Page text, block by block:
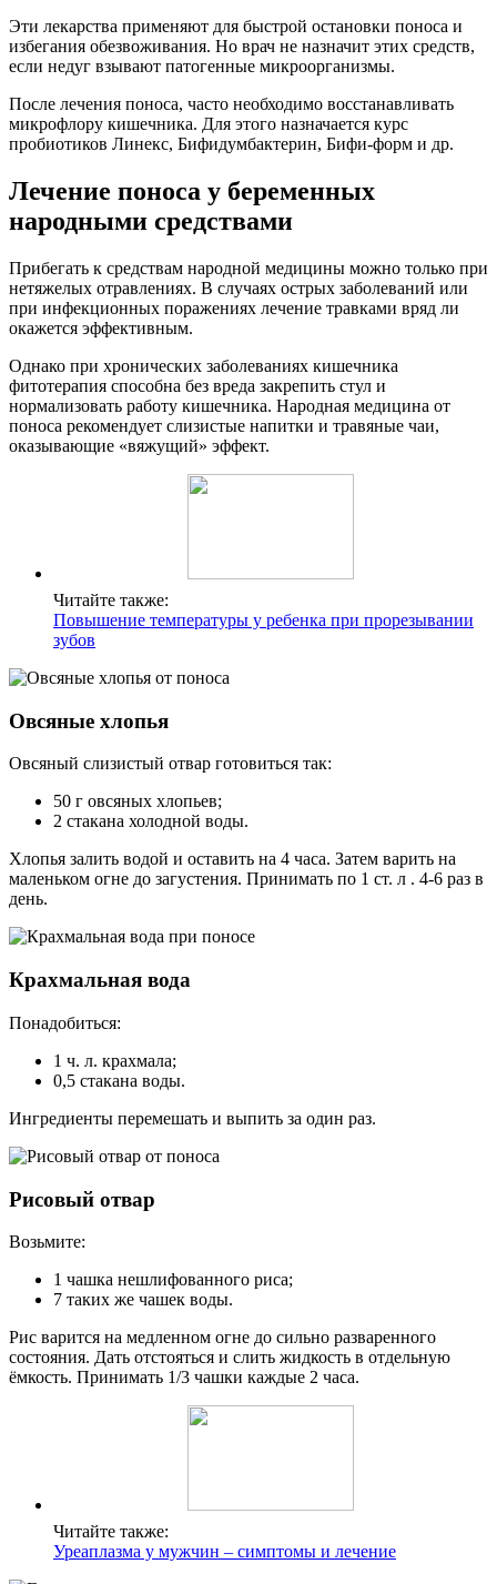
Эти лекарства применяют для быстрой остановки поноса и
избегания обезвоживания. Но врач не назначит этих средств,
если недуг взывают патогенные микроорганизмы.
После лечения поноса, часто необходимо восстанавливать
микрофлору кишечника. Для этого назначается курс
пробиотиков Линекс, Бифидумбактерин, Бифи-форм и др.
Лечение поноса у беременных
народными средствами
Прибегать к средствам народной медицины можно только при
нетяжелых отравлениях. В случаях острых заболеваний или
при инфекционных поражениях лечение травками вряд ли
окажется эффективным.
Однако при хронических заболеваниях кишечника
фитотерапия способна без вреда закрепить стул и
нормализовать работу кишечника. Народная медицина от
поноса рекомендует слизистые напитки и травяные чаи,
оказывающие «вяжущий» эффект.
Читайте также:
Повышение температуры у ребенка при прорезывании
зубов
Овсяные хлопья
Овсяный слизистый отвар готовиться так:
50 г овсяных хлопьев;
2 стакана холодной воды.
Хлопья залить водой и оставить на 4 часа. Затем варить на
маленьком огне до загустения. Принимать по 1 ст. л . 4-6 раз в
день.
Крахмальная вода
Понадобиться:
1 ч. л. крахмала;
0,5 стакана воды.
Ингредиенты перемешать и выпить за один раз.
Рисовый отвар
Возьмите:
1 чашка нешлифованного риса;
7 таких же чашек воды.
Рис варится на медленном огне до сильно разваренного
состояния. Дать отстояться и слить жидкость в отдельную
ёмкость. Принимать 1/3 чашки каждые 2 часа.
Читайте также:
Уреаплазма у мужчин – симптомы и лечение